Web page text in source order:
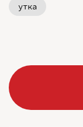
утка